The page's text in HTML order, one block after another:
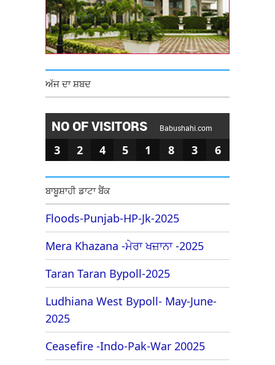
ਅੱਜ ਦਾ ਸ਼ਬਦ
NO OF VISITORS Babushahi.com
3 2 4 5 1 8 3 6
ਬਾਬੂਸ਼ਾਹੀ ਡਾਟਾ ਬੈਂਕ
Floods-Punjab-HP-Jk-2025
Mera Khazana -ਮੇਰਾ ਖਜ਼ਾਨਾ -2025
Taran Taran Bypoll-2025
Ludhiana West Bypoll- May-June-
2025
Ceasefire -Indo-Pak-War 20025